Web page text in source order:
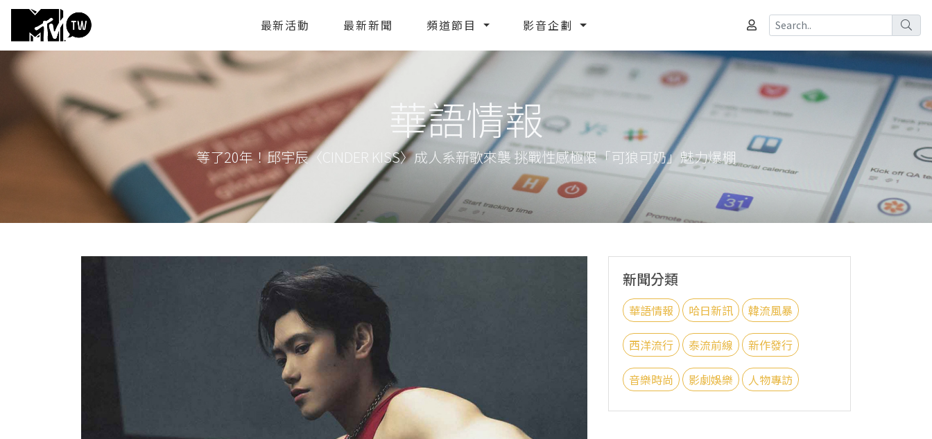
最新活動 最新新聞 頻道節目 影音企劃
華語情報
等了20年！邱宇辰〈CINDER KISS〉成人系新歌來襲 挑戰性感極限「可狼可奶」魅力爆棚
新聞分類
華語情報 哈日新訊 韓流風暴
西洋流行 泰流前線 新作發行
音樂時尚 影劇娛樂 人物專訪